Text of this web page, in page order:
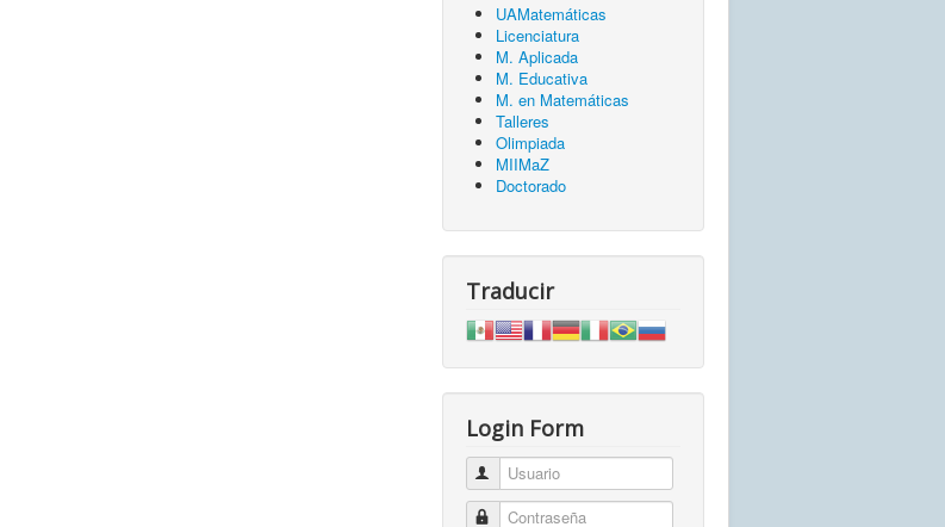
UAMatemáticas
Licenciatura
M. Aplicada
M. Educativa
M. en Matemáticas
Talleres
Olimpiada
MIIMaZ
Doctorado
Traducir
Login Form
Usuario
Contraseña